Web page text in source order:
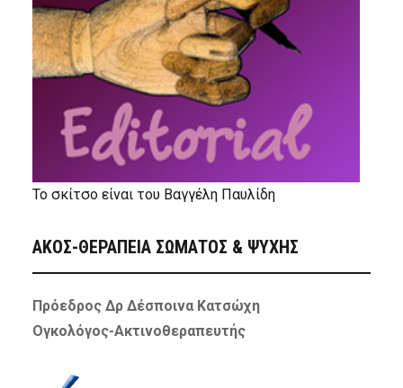
Το σκίτσο είναι του Βαγγέλη Παυλίδη
ΑΚΟΣ-ΘΕΡΑΠΕΙΑ ΣΩΜΑΤΟΣ & ΨΥΧΗΣ
Πρόεδρος Δρ Δέσποινα Κατσώχη
Ογκολόγος-Ακτινοθεραπευτής